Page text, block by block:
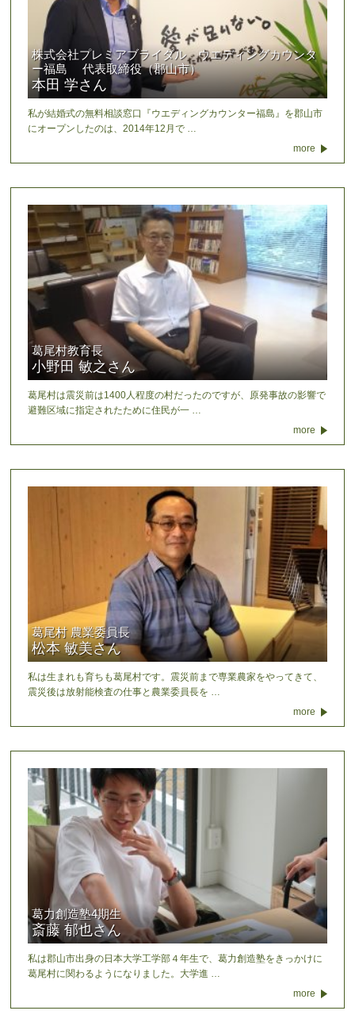
株式会社プレミアブライダル ウエディングカウンタ
ー福島 代表取締役（郡山市）
本田 学さん
私が結婚式の無料相談窓口『ウエディングカウンター福島』を郡山市
にオープンしたのは、2014年12月で …
more
葛尾村教育長
小野田 敏之さん
葛尾村は震災前は1400人程度の村だったのですが、原発事故の影響で
避難区域に指定されたために住民が一 …
more
葛尾村 農業委員長
松本 敏美さん
私は生まれも育ちも葛尾村です。震災前まで専業農家をやってきて、
震災後は放射能検査の仕事と農業委員長を …
more
葛力創造塾4期生
斎藤 郁也さん
私は郡山市出身の日本大学工学部４年生で、葛力創造塾をきっかけに
葛尾村に関わるようになりました。大学進 …
more